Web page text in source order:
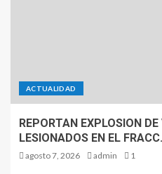
ACTUALIDAD
REPORTAN EXPLOSION
LESIONADOS EN EL
agosto 7, 2026 admin 1